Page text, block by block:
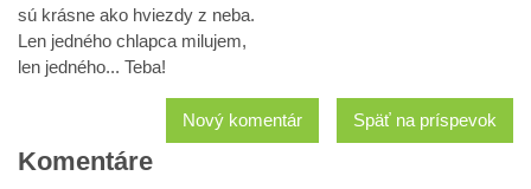
sú krásne ako hviezdy z neba.
Len jedného chlapca milujem,
len jedného... Teba!
Späť na príspevok
Nový komentár
Komentáre